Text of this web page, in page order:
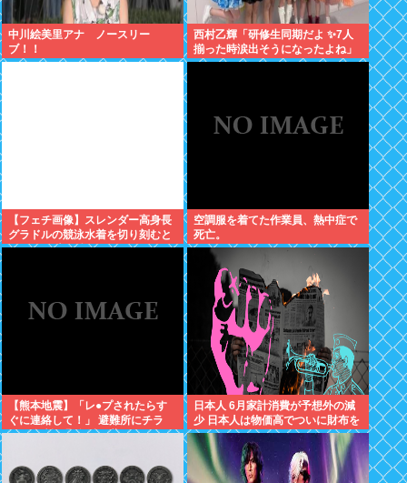
中川絵美里アナ ノースリー
ブ！！
西村乙輝「研修生同期だよ ✨7人
揃った時涙出そうになったよね」
【フェチ画像】スレンダー高身長
グラドルの競泳水着を切り刻むと
ヌルヌル 大開脚×マッサージ
空調服を着てた作業員、熱中症で
死亡。
【熊本地震】「レ●プされたらす
ぐに連絡して！」 避難所にチラ
シ。 無料で緊急避妊薬を届けるシ
日本人 6月家計消費が予想外の減
少 日本人は物価高でついに財布を
閉じる、金を使わなくなる 使える
金がもう無いからだった